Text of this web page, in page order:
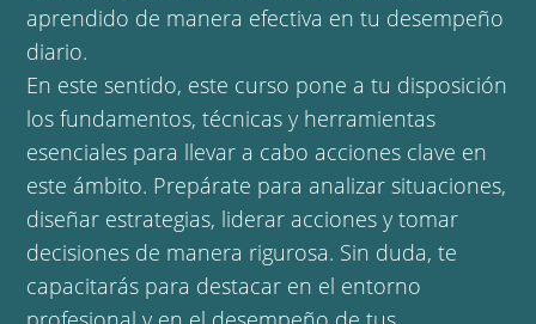
aprendido de manera efectiva en tu desempeño
diario.
En este sentido, este curso pone a tu disposición
los fundamentos, técnicas y herramientas
esenciales para llevar a cabo acciones clave en
este ámbito. Prepárate para analizar situaciones,
diseñar estrategias, liderar acciones y tomar
decisiones de manera rigurosa. Sin duda, te
capacitarás para destacar en el entorno